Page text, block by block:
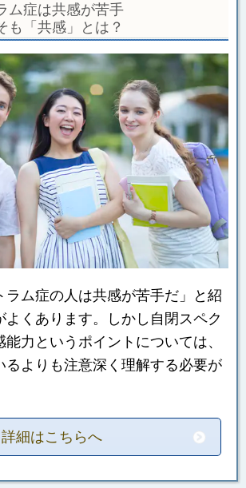
ム症は共感が苦手
も「共感」とは？
ラム症の人は共感が苦手だ」と紹
よくあります。しかし自閉スペク
能力というポイントについては、
るよりも注意深く理解する必要が
詳細はこちらへ